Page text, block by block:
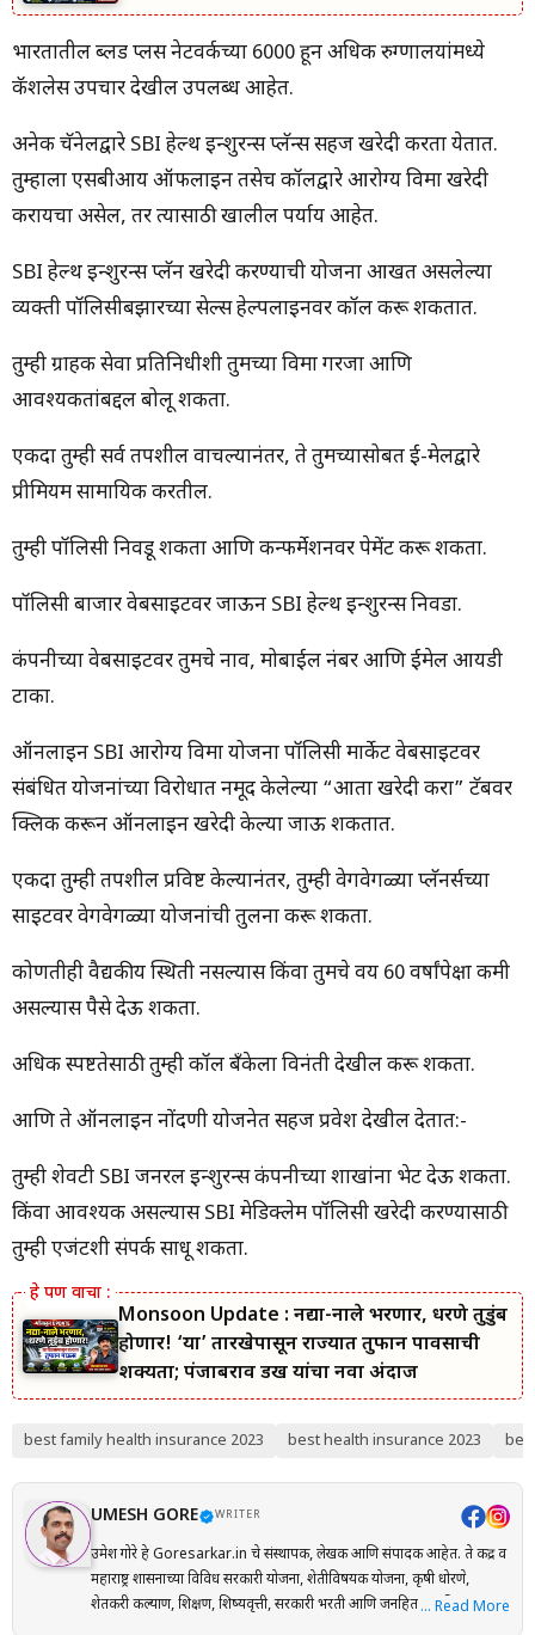
भारतातील ब्लड प्लस नेटवर्कच्या 6000 हून अधिक रुग्णालयांमध्ये
कॅशलेस उपचार देखील उपलब्ध आहेत.
अनेक चॅनेलद्वारे SBI हेल्थ इन्शुरन्स प्लॅन्स सहज खरेदी करता येतात.
तुम्हाला एसबीआय ऑफलाइन तसेच कॉलद्वारे आरोग्य विमा खरेदी
करायचा असेल, तर त्यासाठी खालील पर्याय आहेत.
SBI हेल्थ इन्शुरन्स प्लॅन खरेदी करण्याची योजना आखत असलेल्या
व्यक्ती पॉलिसीबझारच्या सेल्स हेल्पलाइनवर कॉल करू शकतात.
तुम्ही ग्राहक सेवा प्रतिनिधीशी तुमच्या विमा गरजा आणि
आवश्यकतांबद्दल बोलू शकता.
एकदा तुम्ही सर्व तपशील वाचल्यानंतर, ते तुमच्यासोबत ई-मेलद्वारे
प्रीमियम सामायिक करतील.
तुम्ही पॉलिसी निवडू शकता आणि कन्फर्मेशनवर पेमेंट करू शकता.
पॉलिसी बाजार वेबसाइटवर जाऊन SBI हेल्थ इन्शुरन्स निवडा.
कंपनीच्या वेबसाइटवर तुमचे नाव, मोबाईल नंबर आणि ईमेल आयडी
टाका.
ऑनलाइन SBI आरोग्य विमा योजना पॉलिसी मार्केट वेबसाइटवर
संबंधित योजनांच्या विरोधात नमूद केलेल्या “आता खरेदी करा” टॅबवर
क्लिक करून ऑनलाइन खरेदी केल्या जाऊ शकतात.
एकदा तुम्ही तपशील प्रविष्ट केल्यानंतर, तुम्ही वेगवेगळ्या प्लॅनर्सच्या
साइटवर वेगवेगळ्या योजनांची तुलना करू शकता.
कोणतीही वैद्यकीय स्थिती नसल्यास किंवा तुमचे वय 60 वर्षांपेक्षा कमी
असल्यास पैसे देऊ शकता.
अधिक स्पष्टतेसाठी तुम्ही कॉल बँकेला विनंती देखील करू शकता.
आणि ते ऑनलाइन नोंदणी योजनेत सहज प्रवेश देखील देतात:-
तुम्ही शेवटी SBI जनरल इन्शुरन्स कंपनीच्या शाखांना भेट देऊ शकता.
किंवा आवश्यक असल्यास SBI मेडिक्लेम पॉलिसी खरेदी करण्यासाठी
तुम्ही एजंटशी संपर्क साधू शकता.
Monsoon Update : नद्या-नाले भरणार, धरणे तुडुंब
होणार! ‘या’ तारखेपासून राज्यात तुफान पावसाची
शक्यता; पंजाबराव डख यांचा नवा अंदाज
best family health insurance 2023 best health insurance 2023
UMESH GORE WRITER
उमेश गोरे हे Goresarkar.in चे संस्थापक, लेखक आणि संपादक आहेत. ते केंद्र व
महाराष्ट्र शासनाच्या विविध सरकारी योजना, शेतीविषयक योजना, कृषी धोरणे,
शेतकरी कल्याण, शिक्षण, शिष्यवृत्ती, सरकारी भरती आणि जनहिताच्या विषयांवर
… Read More